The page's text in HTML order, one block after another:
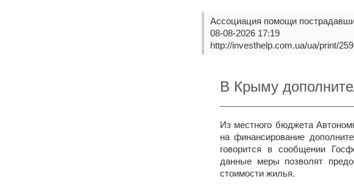
Ассоциация помощи
08-08-2026 17:19
http://investhelp.com.ua/ua/print/
В Крыму
Из местного бюджета
на финансирование
говорится в сообщении
данные меры позволят
стоимости жилья.